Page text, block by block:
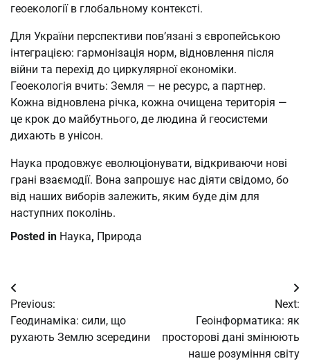
геоекології в глобальному контексті.
Для України перспективи пов’язані з європейською
інтеграцією: гармонізація норм, відновлення після
війни та перехід до циркулярної економіки.
Геоекологія вчить: Земля — не ресурс, а партнер.
Кожна відновлена річка, кожна очищена територія —
це крок до майбутнього, де людина й геосистеми
дихають в унісон.
Наука продовжує еволюціонувати, відкриваючи нові
грані взаємодії. Вона запрошує нас діяти свідомо, бо
від наших виборів залежить, яким буде дім для
наступних поколінь.
Posted in Наука, Природа
Post
navigation
Previous:
Геодинаміка: сили, що
рухають Землю зсередини
Next:
Геоінформатика: як
просторові дані змінюють
наше розуміння світу